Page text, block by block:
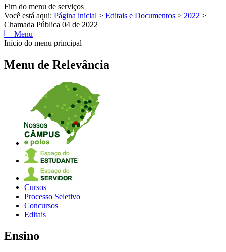
Fim do menu de serviços
Você está aqui: Página inicial > Editais e Documentos > 2022 >
Chamada Pública 04 de 2022
Menu
Início do menu principal
Menu de Relevância
Cursos
Processo Seletivo
Concursos
Editais
Ensino